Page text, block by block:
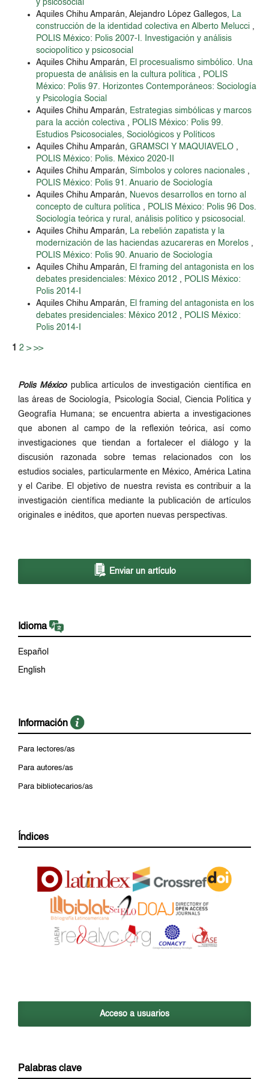
y psicosocial
Aquiles Chihu Amparán, Alejandro López Gallegos, La
construcción de la identidad colectiva en Alberto Melucci ,
POLIS México: Polis 2007-I. Investigación y análisis
sociopolítico y psicosocial
Aquiles Chihu Amparán, El procesualismo simbólico. Una
propuesta de análisis en la cultura política , POLIS
México: Polis 97. Horizontes Contemporáneos: Sociología
y Psicología Social
Aquiles Chihu Amparán, Estrategias simbólicas y marcos
para la acción colectiva , POLIS México: Polis 99.
Estudios Psicosociales, Sociológicos y Políticos
Aquiles Chihu Amparán, GRAMSCI Y MAQUIAVELO ,
POLIS México: Polis. México 2020-II
Aquiles Chihu Amparán, Símbolos y colores nacionales ,
POLIS México: Polis 91. Anuario de Sociología
Aquiles Chihu Amparán, Nuevos desarrollos en torno al
concepto de cultura política , POLIS México: Polis 96 Dos.
Sociología teórica y rural, análisis político y psicosocial.
Aquiles Chihu Amparán, La rebelión zapatista y la
modernización de las haciendas azucareras en Morelos ,
POLIS México: Polis 90. Anuario de Sociología
Aquiles Chihu Amparán, El framing del antagonista en los
debates presidenciales: México 2012 , POLIS México:
Polis 2014-I
Aquiles Chihu Amparán, El framing del antagonista en los
debates presidenciales: México 2012 , POLIS México:
Polis 2014-I
1 2 > >>
Polis Méxicopublica artículos de investigación científica en
las áreas de Sociología, Psicología Social, Ciencia Política y
Geografía Humana; se encuentra abierta a investigaciones
que abonen al campo de la reflexión teórica, así como
investigaciones que tiendan a fortalecer el diálogo y la
discusión razonada sobre temas relacionados con los
estudios sociales, particularmente en México, América Latina
y el Caribe. El objetivo de nuestra revista es contribuir a la
investigación científica mediante la publicación de artículos
originales e inéditos, que aporten nuevas perspectivas.
Enviar un artículo
Idioma
Español
English
Información
Para lectores/as
Para autores/as
Para bibliotecarios/as
Índices
Acceso a usuarios
Palabras clave